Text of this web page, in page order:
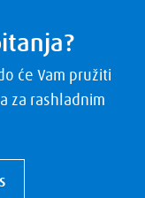
će Vam pružiti
za rashladnim